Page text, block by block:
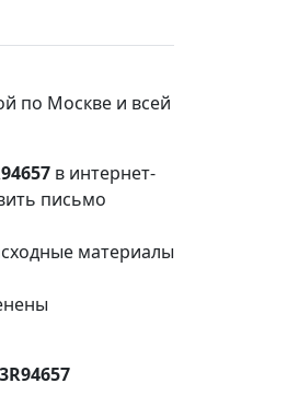
по Москве и всей
в интернет-
письмо
материалы